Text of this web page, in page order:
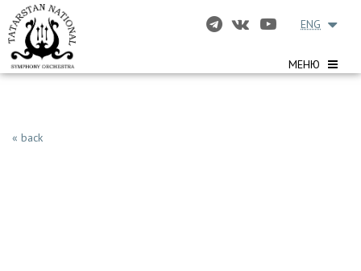
МЕНЮ
ENG
« back